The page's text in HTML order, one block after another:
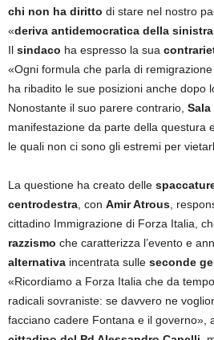
chi non ha diritto di stare nel nostro
«deriva antidemocratica della sinistra
Il sindaco ha espresso la sua
«Ogni formula che parla di
ha ribadito le sue posizioni anche dopo
Nonostante il suo parere contrario, Sala
manifestazione da parte della questura
le quali non ci sono gli estremi per
La questione ha creato delle
centrodestra, con Amir Atrous,
cittadino Immigrazione di Forza Italia,
razzismo che caratterizza l’evento e
alternativa incentrata sulle seconde
«Ricordiamo a Forza Italia che da
radicali sovraniste: se davvero ne
facciano cadere Fontana e il governo»,